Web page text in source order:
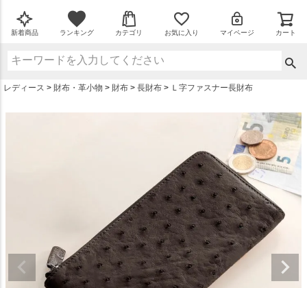
新着商品 ランキング カテゴリ お気に入り マイページ カート
レディース 財布・革小物 財布 長財布 Ｌ字ファスナー長財布